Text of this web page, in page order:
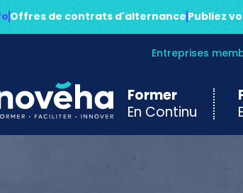
Offres de contrats d'alternance Publiez
Entreprises
Former
En Continu